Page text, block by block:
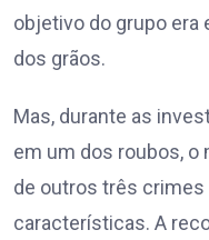
objetivo do grupo
dos grãos.
Mas, durante as
em um dos roubos, o
de outros três
características. A